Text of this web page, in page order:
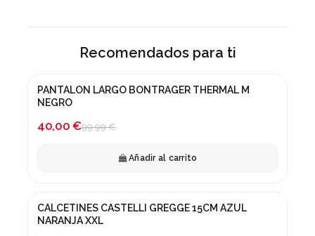
Recomendados para ti
¡En oferta!
PANTALON LARGO BONTRAGER THERMAL M
NEGRO
40,00 €99,99 €
Añadir al carrito
¡En oferta!
CALCETINES CASTELLI GREGGE 15CM AZUL
NARANJA XXL